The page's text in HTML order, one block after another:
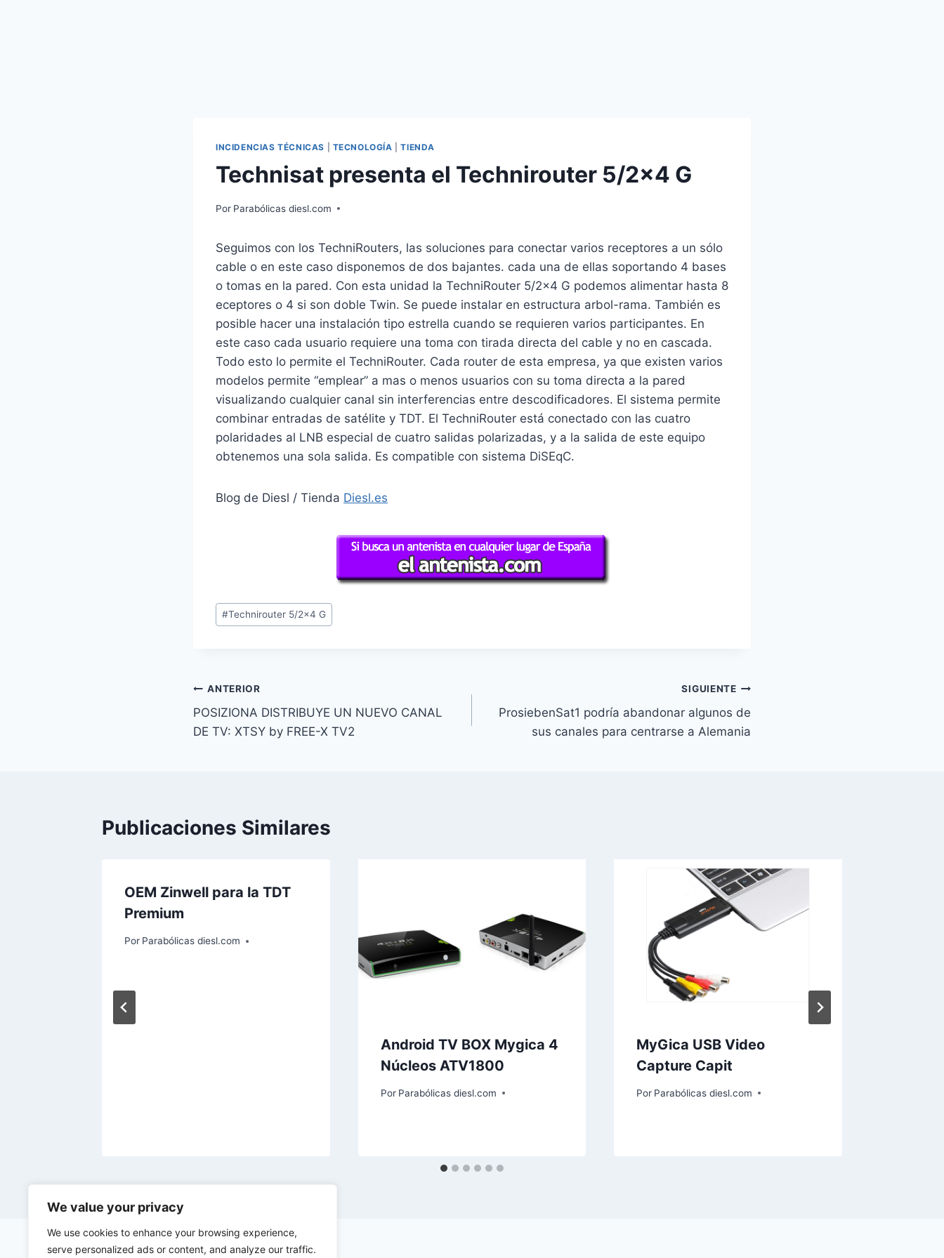
We value your privacy
We use cookies to enhance your browsing experience,
serve personalized ads or content, and analyze our traffic.
INCIDENCIAS TÉCNICAS TECNOLOGÍA |TIENDA
Technisat presenta el Technirouter 5/2×4 G
Por Parabólicas diesl.com
Seguimos con los TechniRouters, las soluciones para conectar varios receptores a un sólo
cable o en este caso disponemos de dos bajantes. cada una de ellas soportando 4 bases
o tomas en la pared. Con esta unidad la TechniRouter 5/2×4 G podemos alimentar hasta 8
eceptores o 4 si son doble Twin. Se puede instalar en estructura arbol-rama. También es
posible hacer una instalación tipo estrella cuando se requieren varios participantes. En
este caso cada usuario requiere una toma con tirada directa del cable y no en cascada.
Todo esto lo permite el TechniRouter. Cada router de esta empresa, ya que existen varios
modelos permite “emplear” a mas o menos usuarios con su toma directa a la pared
visualizando cualquier canal sin interferencias entre descodificadores. El sistema permite
combinar entradas de satélite y TDT. El TechniRouter está conectado con las cuatro
polaridades al LNB especial de cuatro salidas polarizadas, y a la salida de este equipo
obtenemos una sola salida. Es compatible con sistema DiSEqC.
Blog de Diesl / Tienda Diesl.es
Etiquetas
de
#Technirouter 5/2x4 G
Navegación
de
ANTERIOR
POSIZIONA DISTRIBUYE UN NUEVO CANAL
DE TV: XTSY by FREE-X TV2
SIGUIENTE
ProsiebenSat1 podría abandonar algunos de
sus canales para centrarse a Alemania
Publicaciones Similares
OEM Zinwell para la TDT
Premium
Por Parabólicas diesl.com
Android TV BOX Mygica 4
Núcleos ATV1800
Por Parabólicas diesl.com
MyGica USB Video
Capture Capit
Por Parabólicas diesl.com